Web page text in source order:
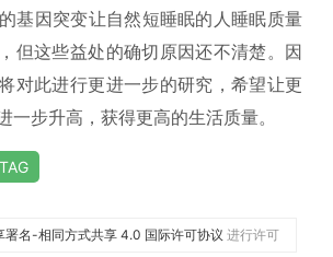
基因突变让自然短睡眠的人睡眠质量
但这些益处的确切原因还不清楚。因
对此进行更进一步的研究，希望让更
一步升高，获得更高的生活质量。
署名-相同方式共享 4.0 国际许可协议 进行许可